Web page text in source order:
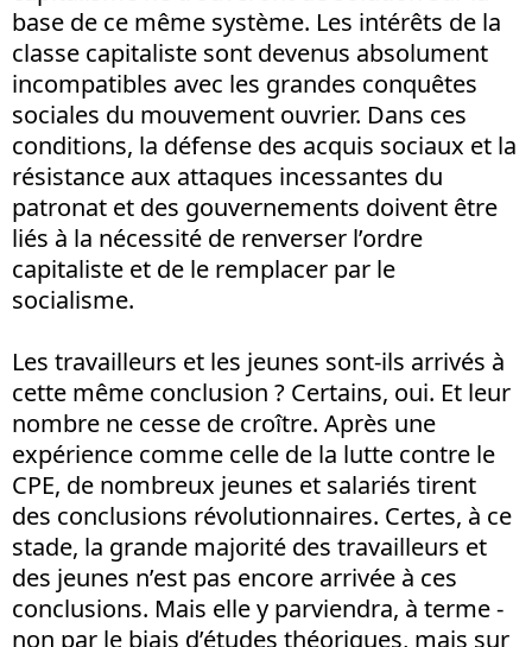
base de ce même système. Les intérêts de la
classe capitaliste sont devenus absolument
incompatibles avec les grandes conquêtes
sociales du mouvement ouvrier. Dans ces
conditions, la défense des acquis sociaux et la
résistance aux attaques incessantes du
patronat et des gouvernements doivent être
liés à la nécessité de renverser l’ordre
capitaliste et de le remplacer par le
socialisme.
Les travailleurs et les jeunes sont-ils arrivés à
cette même conclusion ? Certains, oui. Et leur
nombre ne cesse de croître. Après une
expérience comme celle de la lutte contre le
CPE, de nombreux jeunes et salariés tirent
des conclusions révolutionnaires. Certes, à ce
stade, la grande majorité des travailleurs et
des jeunes n’est pas encore arrivée à ces
conclusions. Mais elle y parviendra, à terme -
non par le biais d’études théoriques, mais sur